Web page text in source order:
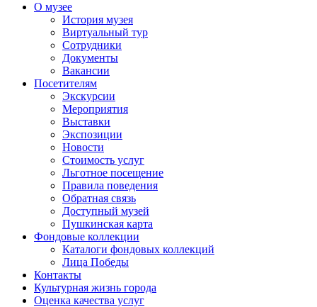
О музее
История музея
Виртуальный тур
Сотрудники
Документы
Вакансии
Посетителям
Экскурсии
Мероприятия
Выставки
Экспозиции
Новости
Стоимость услуг
Льготное посещение
Правила поведения
Обратная связь
Доступный музей
Пушкинская карта
Фондовые коллекции
Каталоги фондовых коллекций
Лица Победы
Контакты
Культурная жизнь города
Оценка качества услуг